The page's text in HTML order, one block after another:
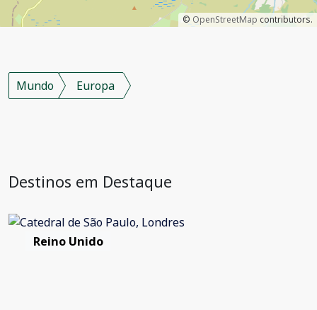
© OpenStreetMap contributors.
Mundo Europa
Destinos em Destaque
Reino Unido